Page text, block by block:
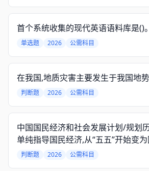
首个系统收集的现代英语语料库是()。
单选题 2026 公需科目
在我国,地质灾害主要发生于我国地
判断题 2026 公需科目
中国国民经济和社会发展计划/规划
单纯指导国民经济,从“五五”开始变
发展计划。
判断题 2026 公需科目